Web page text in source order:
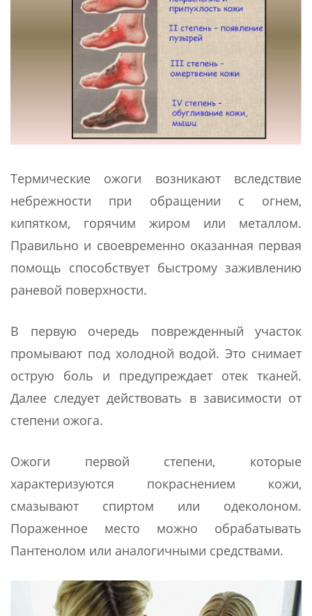
Термические ожоги возникают вследствие
небрежности при обращении с огнем,
кипятком, горячим жиром или металлом.
Правильно и своевременно оказанная первая
помощь способствует быстрому заживлению
раневой поверхности.
В первую очередь поврежденный участок
промывают под холодной водой. Это снимает
острую боль и предупреждает отек тканей.
Далее следует действовать в зависимости от
степени ожога.
Ожоги первой степени, которые
характеризуются покраснением кожи,
смазывают спиртом или одеколоном.
Пораженное место можно обрабатывать
Пантенолом или аналогичными средствами.